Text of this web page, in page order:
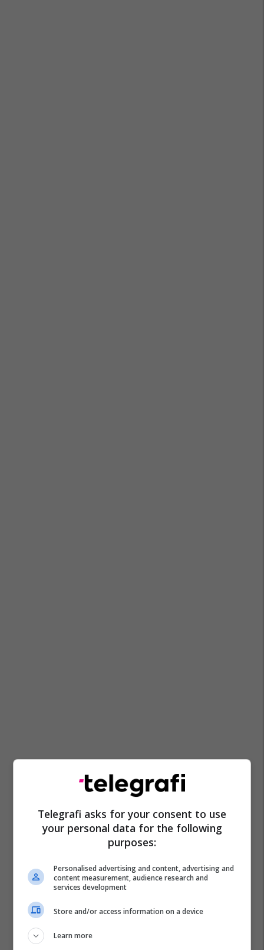
Hyundai
Telegrafi asks for your consent to use
your personal data for the following
purposes:
Personalised advertising and content, advertising and
content measurement, audience research and
services development
Store and/or access information on a device
Learn more